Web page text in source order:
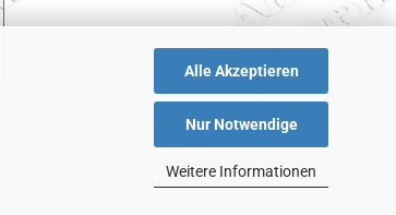
Alle Akzeptieren
Nur Notwendige
Weitere Informationen